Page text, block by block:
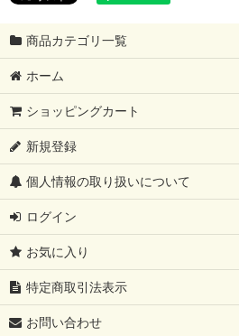
商品カテゴリ一覧
ホーム
ショッピングカート
新規登録
個人情報の取り扱いについて
ログイン
お気に入り
特定商取引法表示
お問い合わせ